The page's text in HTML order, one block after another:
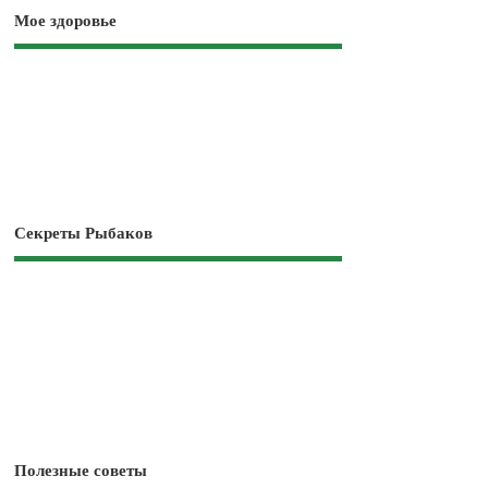
Мое здоровье
Секреты Рыбаков
Полезные советы